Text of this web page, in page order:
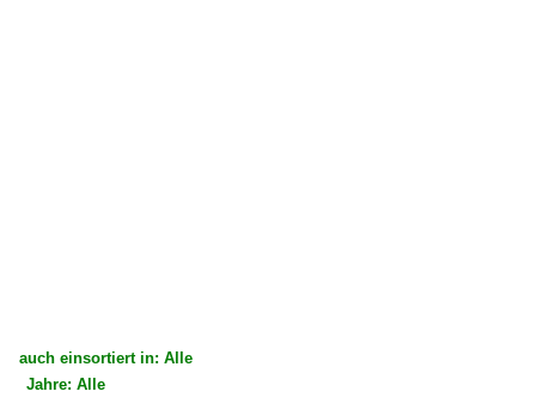
auch einsortiert in: Alle
Jahre: Alle